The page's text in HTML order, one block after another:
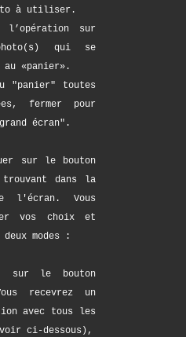
à utiliser.
l’opération sur
qui se
«panier».
"panier" toutes
fermer pour
écran".
sur le bouton
dans la
l'écran. Vous
vos choix et
deux modes :
sur le bouton
recevrez un
avec tous les
ci-dessous),